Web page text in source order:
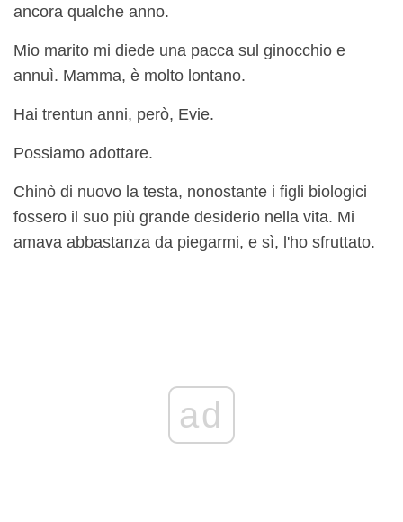
ancora qualche anno.
Mio marito mi diede una pacca sul ginocchio e
annuì. Mamma, è molto lontano.
Hai trentun anni, però, Evie.
Possiamo adottare.
Chinò di nuovo la testa, nonostante i figli biologici
fossero il suo più grande desiderio nella vita. Mi
amava abbastanza da piegarmi, e sì, l'ho sfruttato.
ad